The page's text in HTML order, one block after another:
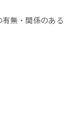
無・関係のある